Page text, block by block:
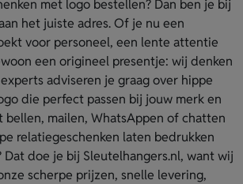
met logo bestellen? Dan ben je bij
het juiste adres. Of je nu een
voor personeel, een lente attentie
een origineel presentje: wij denken
adviseren je graag over hippe
die perfect passen bij jouw merk en
bellen, mailen, WhatsAppen of chatten
relatiegeschenken laten bedrukken
Dat doe je bij Sleutelhangers.nl, want wij
scherpe prijzen, snelle levering,